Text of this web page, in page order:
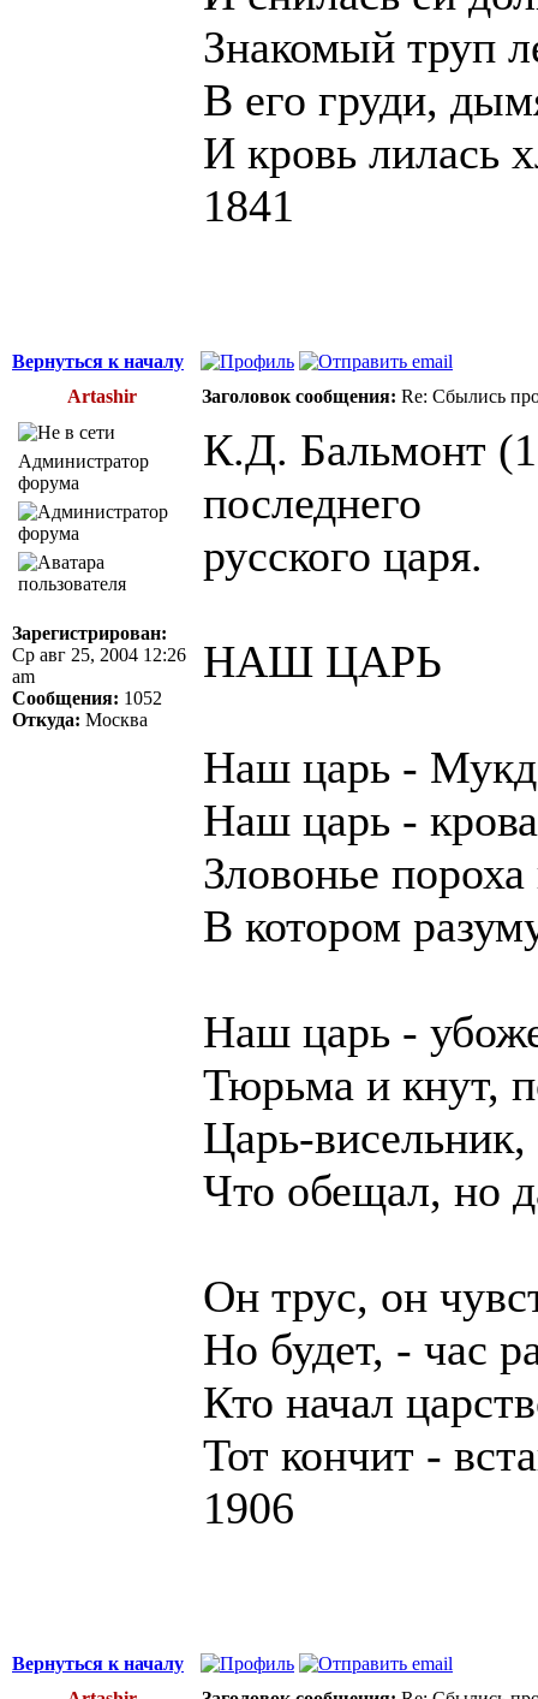
Знакомый труп
В его груди,
И кровь лилась
1841
Вернуться к началу
Artashir
Заголовок сообщения: Re: Сбылись
Администратор
форума
Зарегистрирован:
Ср авг 25, 2004 12:26
am
Сообщения: 1052
Откуда: Москва
К.Д. Бальмонт
последнего
русского царя.
НАШ ЦАРЬ
Наш царь -
Наш царь -
Зловонье
В котором
Наш царь -
Тюрьма и кнут,
Царь-
Что обещал, но
Он трус, он
Но будет, - час
Кто начал
Тот кончит -
1906
Вернуться к началу